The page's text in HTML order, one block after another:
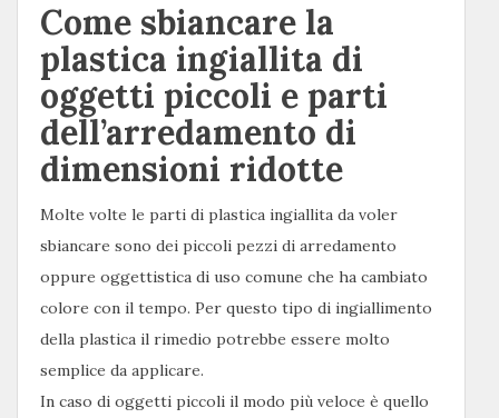
Come sbiancare la
plastica ingiallita di
oggetti piccoli e parti
dell’arredamento di
dimensioni ridotte
Molte volte le parti di plastica ingiallita da voler
sbiancare sono dei piccoli pezzi di arredamento
oppure oggettistica di uso comune che ha cambiato
colore con il tempo. Per questo tipo di ingiallimento
della plastica il rimedio potrebbe essere molto
semplice da applicare.
In caso di oggetti piccoli il modo più veloce è quello